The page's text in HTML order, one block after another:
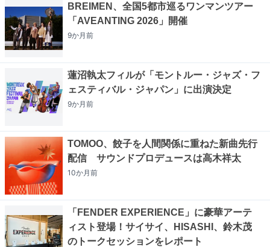
BREIMEN、全国5都市巡るワンマンツアー
「AVEANTING 2026」開催
9か月前
蓮沼執太フィルが「モントルー・ジャズ・フ
ェスティバル・ジャパン」に出演決定
9か月前
TOMOO、餃子を人間関係に重ねた新曲先行
配信 サウンドプロデュースは高木祥太
10か月前
「FENDER EXPERIENCE」に豪華アーテ
ィスト登場！サイサイ、HISASHI、鈴木茂
のトークセッションをレポート